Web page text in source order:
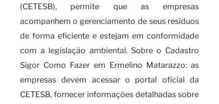
(CETESB), permite que as empresas
acompanhem o gerenciamento de seus resíduos
de forma eficiente e estejam em conformidade
com a legislação ambiental. Sobre o Cadastro
Sigor Como Fazer em Ermelino Matarazzo: as
empresas devem acessar o portal oficial da
CETESB, fornecer informações detalhadas sobre